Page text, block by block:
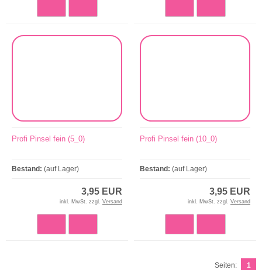
Profi Pinsel fein (5_0)
Bestand: (auf Lager)
3,95 EUR
inkl. MwSt. zzgl. Versand
Profi Pinsel fein (10_0)
Bestand: (auf Lager)
3,95 EUR
inkl. MwSt. zzgl. Versand
Seiten: 1